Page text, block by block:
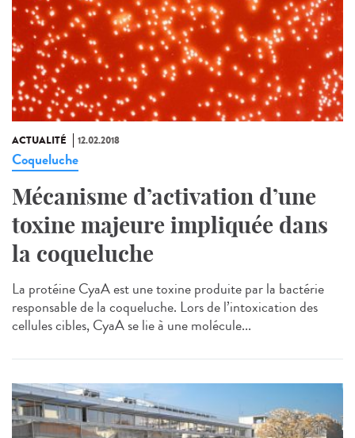
ACTUALITÉ 12.02.2018
Coqueluche
Mécanisme d’activation d’une
toxine majeure impliquée dans
la coqueluche
La protéine CyaA est une toxine produite par la bactérie
responsable de la coqueluche. Lors de l’intoxication des
cellules cibles, CyaA se lie à une molécule...